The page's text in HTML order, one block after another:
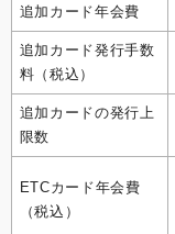
追加カード年会費
追加カード発行手数
料（税込）
追加カードの発行上
限数
ETCカード年会費
（税込）